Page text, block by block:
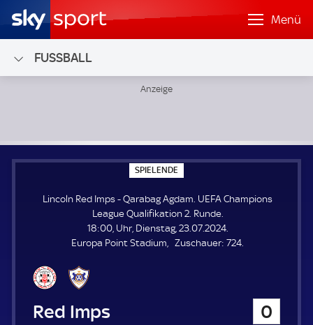
Menü
FUSSBALL
SPIELENDE
P
E
E
N
D
E
Lincoln Red Imps - Qarabag Agdam. UEFA Champions
League Qualifikation 2. Runde.
18:00, Uhr, Dienstag, 23.07.2024.
Europa Point Stadium
Zuschauer: Z
724.
Lincoln Red Imps
0